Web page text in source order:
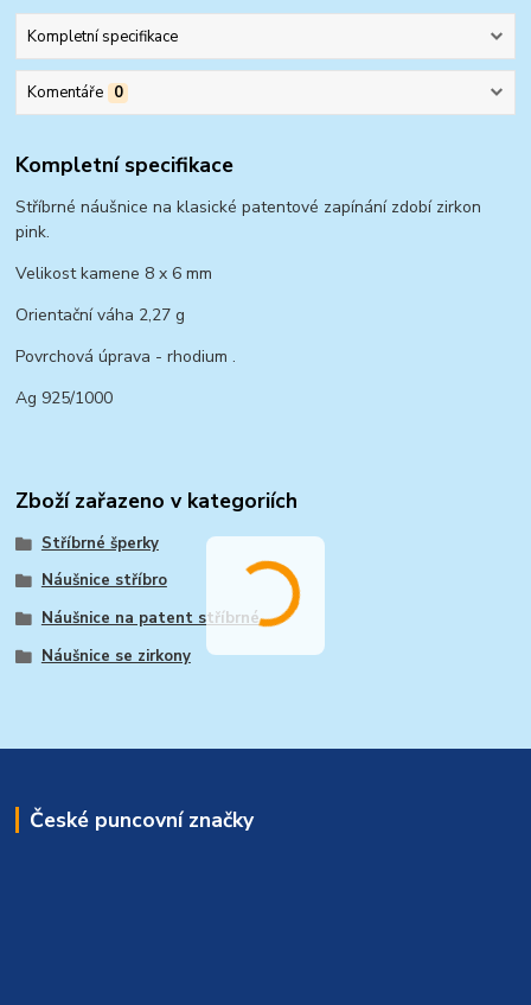
Kompletní specifikace
Komentáře 0
Kompletní specifikace
Stříbrné náušnice na klasické patentové zapínání zdobí zirkon
pink.
Velikost kamene 8 x 6 mm
Orientační váha 2,27 g
Povrchová úprava - rhodium .
Ag 925/1000
Zboží zařazeno v kategoriích
Stříbrné šperky
Náušnice stříbro
Náušnice na patent stříbrné
Náušnice se zirkony
České puncovní značky